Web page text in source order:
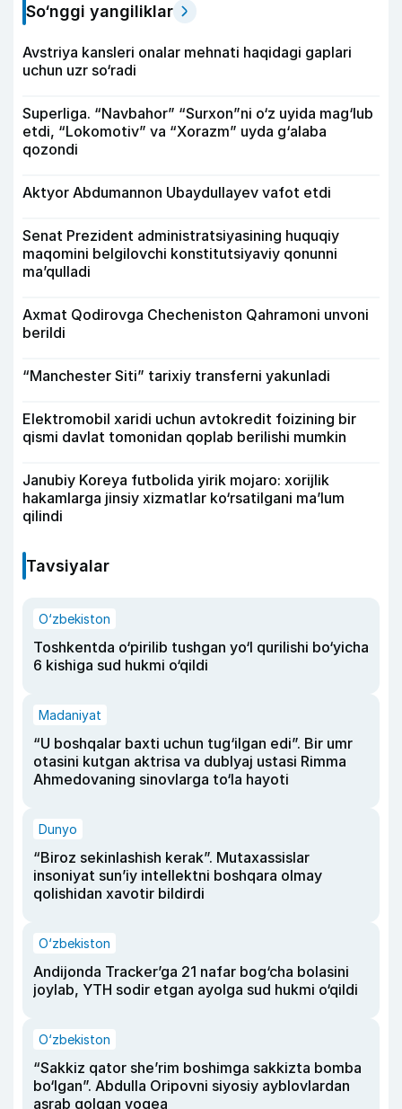
So‘nggi yangiliklar
Avstriya kansleri onalar mehnati haqidagi gaplari
uchun uzr so‘radi
Superliga. “Navbahor” “Surxon”ni o‘z uyida mag‘lub
etdi, “Lokomotiv” va “Xorazm” uyda g‘alaba
qozondi
Aktyor Abdu­mannon Ubaydullayev vafot etdi
Senat Prezident administratsiyasining huquqiy
maqomini belgilovchi konstitutsiyaviy qonunni
ma’qulladi
Axmat Qodirovga Checheniston Qahramoni unvoni
berildi
“Manchester Siti” tarixiy transferni yakunladi
Elektromobil xaridi uchun avtokredit foizining bir
qismi davlat tomonidan qoplab berilishi mumkin
Janubiy Koreya futbolida yirik mojaro: xorijlik
hakamlarga jinsiy xizmatlar ko‘rsatilgani ma’lum
qilindi
Tavsiyalar
O‘zbekiston
Toshkentda o‘pirilib tushgan yo‘l qurilishi bo‘yicha
6 kishiga sud hukmi o‘qildi
Madaniyat
“U boshqalar baxti uchun tug‘ilgan edi”. Bir umr
otasini kutgan aktrisa va dublyaj ustasi Rimma
Ahmedovaning sinovlarga to‘la hayoti
Dunyo
“Biroz sekinlashish kerak”. Mutaxassislar
insoniyat sun’iy intellektni boshqara olmay
qolishidan xavotir bildirdi
O‘zbekiston
Andijonda Tracker’ga 21 nafar bog‘cha bolasini
joylab, YTH sodir etgan ayolga sud hukmi o‘qildi
O‘zbekiston
“Sakkiz qator she’rim boshimga sakkizta bomba
bo‘lgan”. Abdulla Oripovni siyosiy ayblovlardan
asrab qolgan voqea